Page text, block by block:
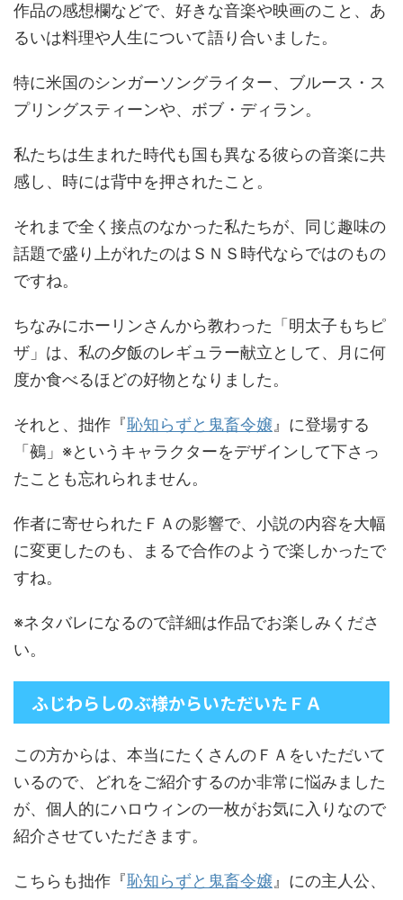
作品の感想欄などで、好きな音楽や映画のこと、あ
るいは料理や人生について語り合いました。
特に米国のシンガーソングライター、ブルース・ス
プリングスティーンや、ボブ・ディラン。
私たちは生まれた時代も国も異なる彼らの音楽に共
感し、時には背中を押されたこと。
それまで全く接点のなかった私たちが、同じ趣味の
話題で盛り上がれたのはＳＮＳ時代ならではのもの
ですね。
ちなみにホーリンさんから教わった「明太子もちピ
ザ」は、私の夕飯のレギュラー献立として、月に何
度か食べるほどの好物となりました。
それと、拙作『恥知らずと鬼畜令嬢 』に登場する
「鵺」※というキャラクターをデザインして下さっ
たことも忘れられません。
作者に寄せられたＦＡの影響で、小説の内容を大幅
に変更したのも、まるで合作のようで楽しかったで
すね。
※ネタバレになるので詳細は作品でお楽しみくださ
い。
ふじわらしのぶ様からいただいたＦＡ
この方からは、本当にたくさんのＦＡをいただいて
いるので、どれをご紹介するのか非常に悩みました
が、個人的にハロウィンの一枚がお気に入りなので
紹介させていただきます。
こちらも拙作『恥知らずと鬼畜令嬢 』にの主人公、